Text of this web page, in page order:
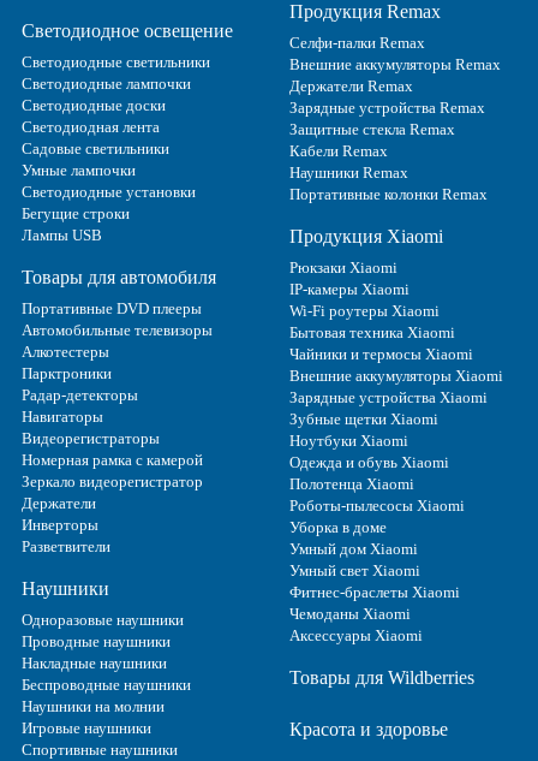
Светодиодное освещение
Светодиодные светильники
Светодиодные лампочки
Светодиодные доски
Светодиодная лента
Садовые светильники
Умные лампочки
Светодиодные установки
Бегущие строки
Лампы USB
Товары для автомобиля
Портативные DVD плееры
Автомобильные телевизоры
Алкотестеры
Парктроники
Радар-детекторы
Навигаторы
Видеорегистраторы
Номерная рамка с камерой
Зеркало видеорегистратор
Держатели
Инверторы
Разветвители
Наушники
Одноразовые наушники
Проводные наушники
Накладные наушники
Беспроводные наушники
Наушники на молнии
Игровые наушники
Спортивные наушники
Продукция Remax
Селфи-палки Remax
Внешние аккумуляторы Remax
Держатели Remax
Зарядные устройства Remax
Защитные стекла Remax
Кабели Remax
Наушники Remax
Портативные колонки Remax
Продукция Xiaomi
Рюкзаки Xiaomi
IP-камеры Xiaomi
Wi-Fi роутеры Xiaomi
Бытовая техника Xiaomi
Чайники и термосы Xiaomi
Внешние аккумуляторы Xiaomi
Зарядные устройства Xiaomi
Зубные щетки Xiaomi
Ноутбуки Xiaomi
Одежда и обувь Xiaomi
Полотенца Xiaomi
Роботы-пылесосы Xiaomi
Уборка в доме
Умный дом Xiaomi
Умный свет Xiaomi
Фитнес-браслеты Xiaomi
Чемоданы Xiaomi
Аксессуары Xiaomi
Товары для Wildberries
Красота и здоровье